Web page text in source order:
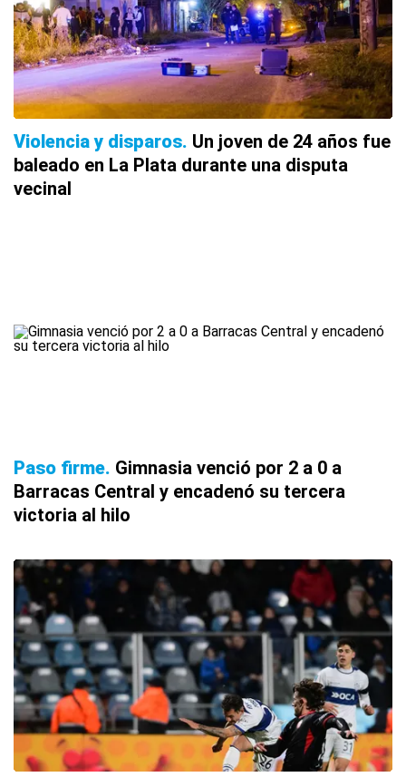
Violencia y disparos Un joven de 24 años fue
baleado en La Plata durante una disputa
vecinal
Paso firme Gimnasia venció por 2 a 0 a
Barracas Central y encadenó su tercera
victoria al hilo